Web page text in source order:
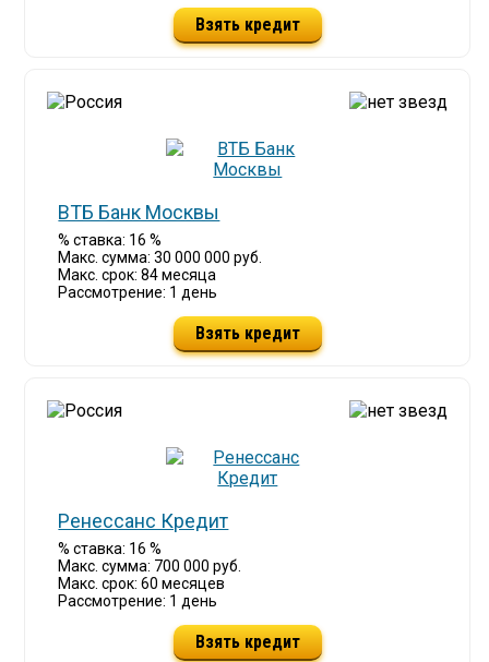
Взять кредит
ВТБ Банк Москвы
% ставка: 16 %
Макс. сумма: 30 000 000 руб.
Макс. срок: 84 месяца
Рассмотрение: 1 день
Взять кредит
Ренессанс Кредит
% ставка: 16 %
Макс. сумма: 700 000 руб.
Макс. срок: 60 месяцев
Рассмотрение: 1 день
Взять кредит